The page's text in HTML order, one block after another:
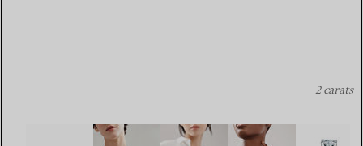
Bague de fiançailles en platine 950 millièmes ornée
2 carats